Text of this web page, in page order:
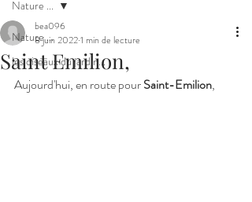
Nature ...
les oiseaux du jardin...
Nature ...
Saint Emilion,
bea096
8 juin 20221 min de lecture
Aujourd'hui, en route pour Saint-Emilion,